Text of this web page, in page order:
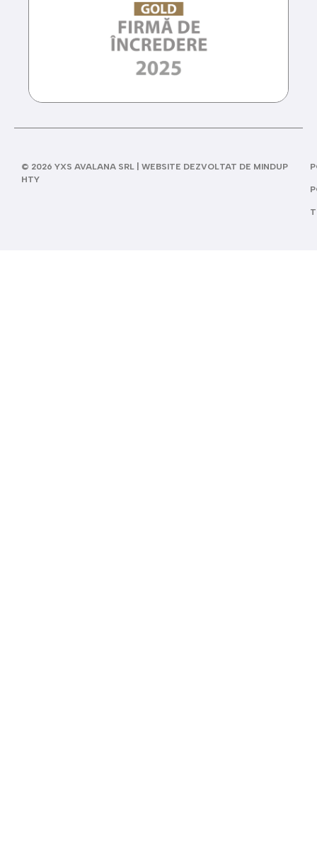
© 2026 YXS AVALANA SRL | WEBSITE DEZVOLTAT DE MINDUP
HTY